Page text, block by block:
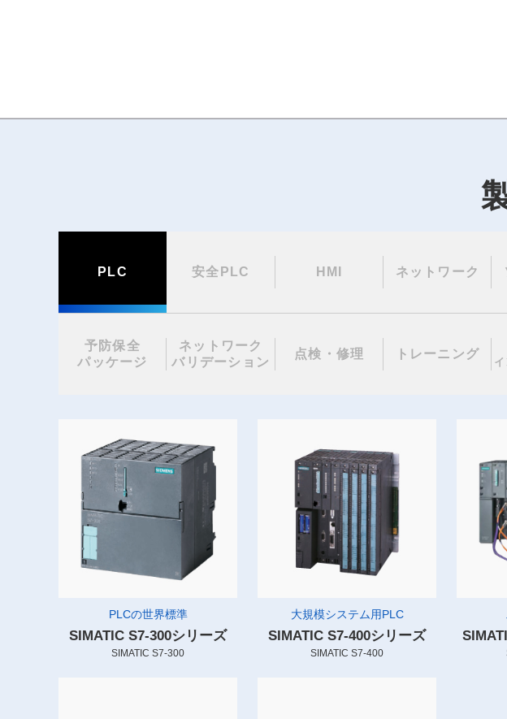
PLC 安全PLC HMI ネットワーク
予防保全
パッケージ
ネットワーク
バリデーション
点検・修理 トレーニング
PLCの世界標準
SIMATIC S7-300シリーズ
SIMATIC S7-300
大規模システム用PLC
SIMATIC S7-400シリーズ
SIMATIC S7-400